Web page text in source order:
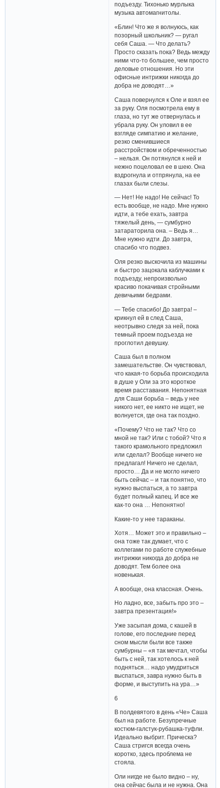
подъезду. Тихонько мурлыка
музыка автомагнитолы.
«Блин! Что же я волнуюсь, как
позорный школьник? — ругал
себя Саша. — Что делать?
Просто сказать пока? Ведь между
ними что-то большее, чем просто
деловые отношения. Но эти
офисные интрижки никогда до
добра не доводят…»
Саша повернулся к Оле и взял ее
за руку. Оля посмотрела ему в
глаза, но тут же отвернулась и
убрала руку. Он уловил в ее
взгляде симпатию и желание,
резко сменившиеся
расстройством и обреченностью
– нельзя. Он потянулся к ней и
нежно поцеловал ее в шею. Она
вздрогнула и отпрянула, на ее
глазах были слезы.
— Нет! Не надо! Не сейчас! То
есть вообще, не надо. Мне нужно
идти, а тебе ехать, завтра
тяжелый день, — сумбурно
затараторила она. – Ведь я…
Мне нужно идти. До завтра,
спасибо что подвез.
Оля резко выскочила из машины
и быстро зацокала каблучками к
подъезду, непроизвольно
красиво покачивая стройными
девичьими бедрами.
— Тебе спасибо! До завтра! –
крикнул ей в след Саша,
неотрывно следя за ней, пока
темный проем подъезда не
проглотил девушку.
Саша был в полном
замешательстве. Он чувствовал,
что какая-то борьба происходила
в душе у Оли за это короткое
время расставания. Непонятная
для Саши борьба – ведь у нее
никого нет, ее никто не ищет, не
волнуется, где она так поздно.
«Почему? Что не так? Что со
мной не так? Или с тобой? Что я
такого крамольного предложил
или сделал? Вообще ничего не
предлагал! Ничего не сделал,
просто… Да и не могло ничего
быть сейчас – и так понятно, что
нужно выспаться, а то завтра
будет полный капец. И все же
как-то она … Непонятно!
Какие-то у нее тараканы.
Хотя… Может это и правильно –
она тоже так думает, что с
коллегами по работе служебные
интрижки никогда до добра не
доводят. Тем более она
новенькая.
А вообще, она классная. Очень.
Но ладно, все, забыть про это –
завтра презентация!»
Уже засыпая дома, с кашей в
голове, его последние перед
сном мысли были все также
сумбурны – «я так мечтал, чтобы
быть с ней, так хотелось к ней
подняться… надо умудриться
выспаться, завра нужно быть в
форме, и выступить на ура…»
6
В полдевятого в день «Че» Саша
был на работе. Безупречные
костюм-галстук-рубашка-туфли.
Идеально выбрит. Прическа?
Саша стригся всегда очень
коротко, здесь проблема не
стояла.
Оли нигде не было видно – ну,
она сейчас была и не нужна. Она